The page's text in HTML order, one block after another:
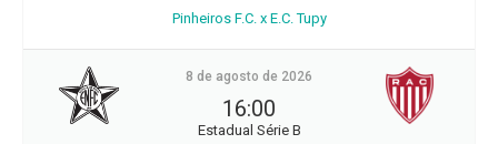
Pinheiros F.C. x E.C. Tupy
8 de agosto de 2026
16:00
Estadual Série B